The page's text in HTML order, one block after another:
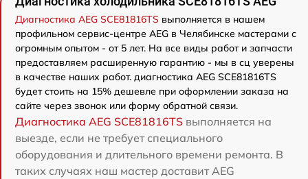
Диагностика AEG SCE81816TS выполняется в нашем
профильном сервис-центре AEG в Челябинске мастерами с
огромным опытом - от 5 лет. На все виды работ и запчасти
предоставляем расширенную гарантию - мы в сц уверены
в качестве наших работ. диагностика AEG SCE81816TS
будет стоить на 15% дешевле при оформлении заказа на
сайте через звонок или форму обратной связи.
Диагностика AEG SCE81816TS выполняется на
выезде, если не требует специального
оборудования и длительного времени ремонта. В
таких случаях наш мастер доставит AEG